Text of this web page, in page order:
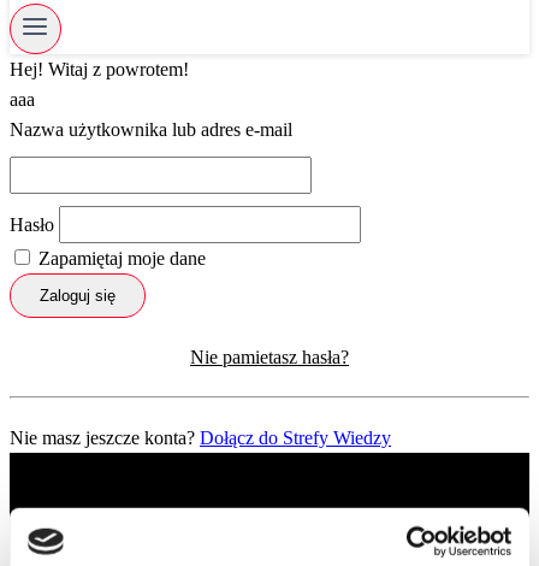
Hej! Witaj z powrotem!
aaa
Nazwa użytkownika lub adres e-mail
Hasło
Zapamiętaj moje dane
Zaloguj się
Nie pamietasz hasła?
Nie masz jeszcze konta? Dołącz do Strefy Wiedzy